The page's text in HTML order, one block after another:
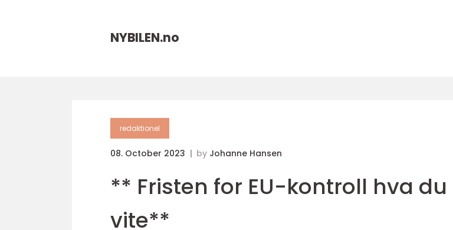
NYBILEN.no
redaktionel
08. October 2023 by Johanne Hansen
** Fristen for EU-kontroll hva
vite**